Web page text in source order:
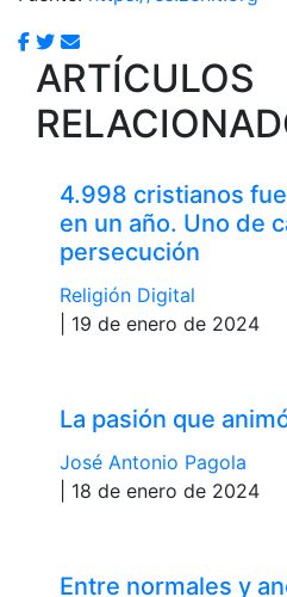
ARTÍCULOS
4.998 cristianos
en un año. Uno de
persecución
Religión Digital
| 19 de enero de 2024
La pasión que
José Antonio Pagola
| 18 de enero de 2024
Entre normales y